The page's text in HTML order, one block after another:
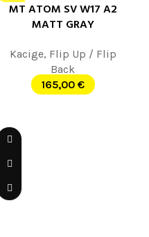
MT ATOM SV W17 A2
MATT GRAY
Kacige, Flip Up / Flip
Back
165,00 €